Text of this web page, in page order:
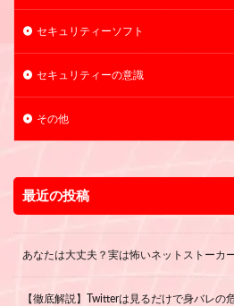
セキュリティーソフト
セキュリティーの意識
その他
最近の投稿
あなたは大丈夫？実は怖いネットストーカ
【徹底解説】Twitterは見るだけで身バレの